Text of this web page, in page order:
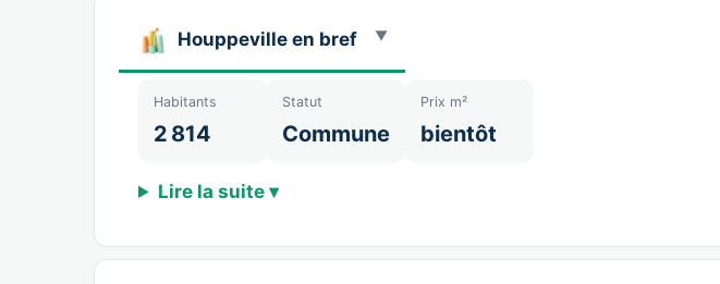
Houppeville en bref
Habitants
2 814
Statut
Commune
Prix m²
bientôt
Lire la suite ▾